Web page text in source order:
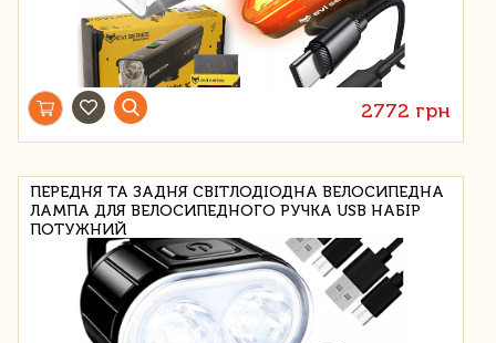
2772 грн
ПЕРЕДНЯ ТА ЗАДНЯ СВІТЛОДІОДНА ВЕЛОСИПЕДНА
ЛАМПА ДЛЯ ВЕЛОСИПЕДНОГО РУЧКА USB НАБІР
ПОТУЖНИЙ